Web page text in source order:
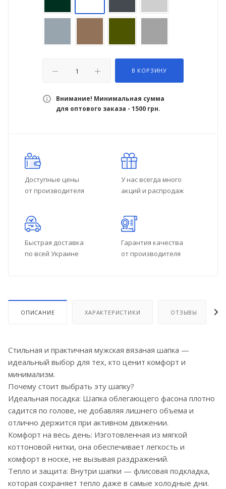
В КОРЗИНУ
Внимание! Минимальная сумма
для оптового заказа - 1500 грн.
Доступные цены
от производителя
У нас всегда много
акций и распродаж
Быстрая доставка
по всей Украине
Гарантия качества
от производителя
ОПИСАНИЕ ХАРАКТЕРИСТИКИ ОТЗЫВЫ
Стильная и практичная мужская вязаная шапка —
идеальный выбор для тех, кто ценит комфорт и
минимализм.
Почему стоит выбрать эту шапку?
Идеальная посадка: Шапка облегающего фасона плотно
садится по голове, не добавляя лишнего объема и
отлично держится при активном движении.
Комфорт на весь день: Изготовленная из мягкой
коттоновой нитки, она обеспечивает легкость и
комфорт в носке, не вызывая раздражений.
Тепло и защита: Внутри шапки — флисовая подкладка,
которая сохраняет тепло даже в самые холодные дни.